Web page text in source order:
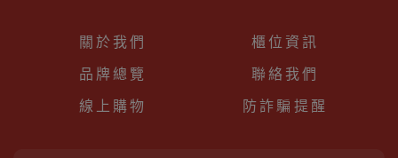
關於我們 櫃位資訊
品牌總覽 聯絡我們
線上購物 防詐騙提醒